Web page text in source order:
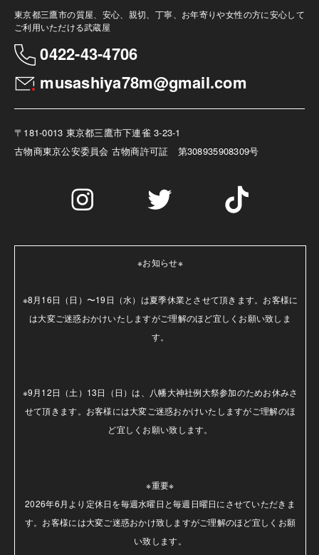
東京都三鷹市の質屋、安心、親切、丁寧、お年寄りや女性の方に安心して
ご利用いただける武蔵屋
0422-43-4706
musashiya78m@gmail.com
〒181-0013 東京都三鷹市下連雀 3-23-1
古物商東京公安委員会 古物商許可証 第308935908309号
※お知らせ※
※8月16日（日）〜19日（水）は夏季休業とさせて頂きます。お客様に
は大変ご迷惑おかけいたしますがご理解のほど宜しくお願い致しま
す。
※9月12日（土）13日（日）は、八幡大神社例大祭参加のためお休みさ
せて頂きます。お客様には大変ご迷惑おかけいたしますがご理解のほ
ど宜しくお願い致します。
※重要※
2026年6月より定休日を毎週水曜日と毎週日曜日にさせていただきま
す。お客様には大変ご迷惑おかけ致しますがご理解のほど宜しくお願
い致します。